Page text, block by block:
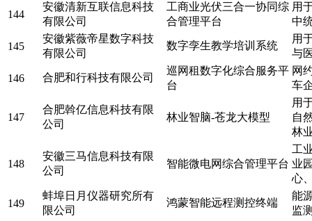
144
安徽清新互联信息科技
有限公司
工商业光伏三合一协同综
合管理平台
用
中
145
安徽紫薇帝星数字科技
有限公司
数字孪生教学培训系统
用
与
146 合肥和行科技有限公司
巡网租数字化综合服务平
台
网
车
147
合肥斡亿信息科技有限
公司
林业智脑-苍龙大模型
用
自
林
148
安徽三马信息科技有限
公司
智能微电网综合管理平台
工
业
心
149
蚌埠日月仪器研究所有
限公司
鸿蒙智能远程测控终端
能
监